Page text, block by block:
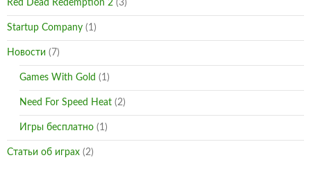
Red Dead Redemption 2 (3)
Startup Company (1)
Новости (7)
Games With Gold (1)
Need For Speed Heat (2)
Игры бесплатно (1)
Статьи об играх (2)